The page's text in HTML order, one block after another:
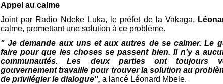
Appel au calme
Joint par Radio Ndeke Luka, le préfet de la Vakaga,
calme, promettant une solution à ce problème.
" Je demande aux uns et aux autres de se calmer. Le
faire pour que les choses se passent bien. Il n’y a
communautés. Les deux parties ont toujours
gouvernement travaille pour trouver la solution au
de privilégier le dialogue", a lancé Léonard Mbele.